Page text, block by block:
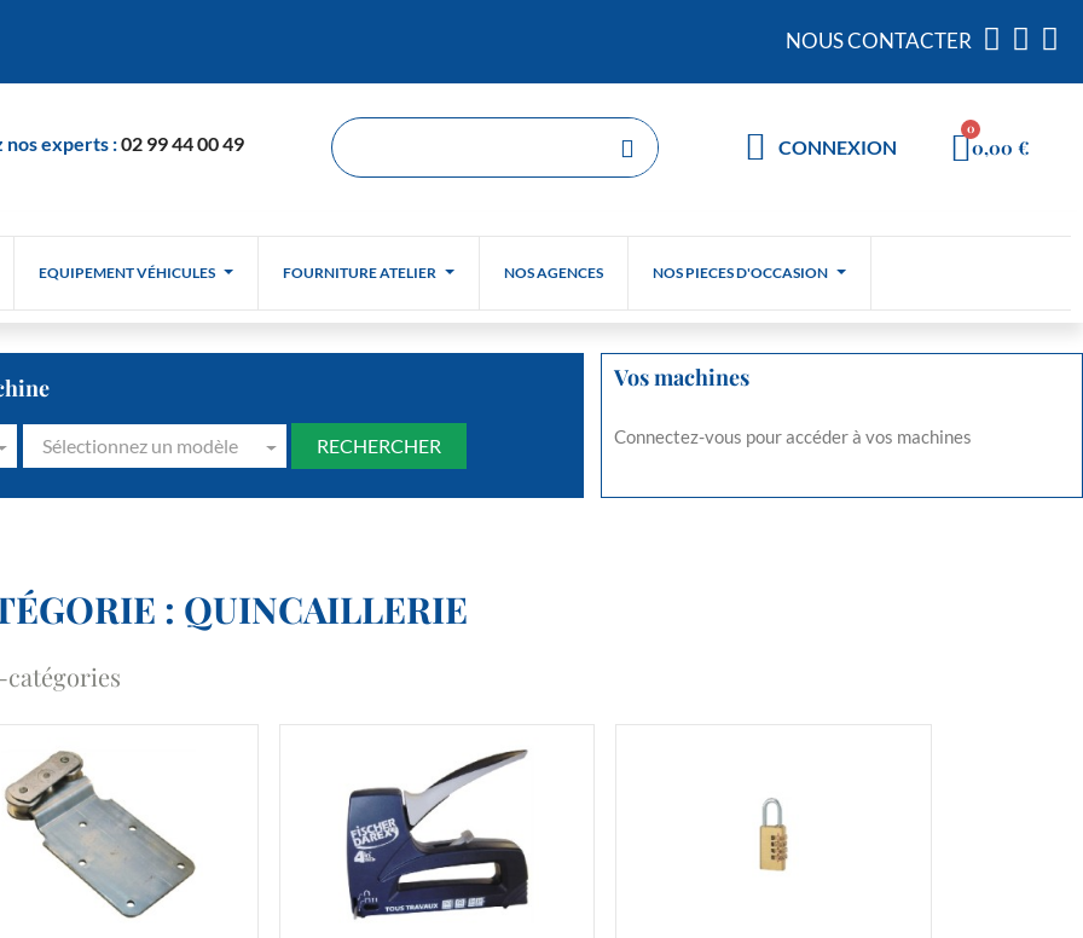
NOUS CONTACTER
nos experts :02 99 44 00 49 CONNEXION 0,00 €
EQUIPEMENT VÉHICULES FOURNITURE ATELIER NOS AGENCES NOS PIECES D'OCCASION
Sélectionnez un modèle
Vos machines
Connectez-vous pour accéder à vos machines
: QUINCAILLERIE
catégories